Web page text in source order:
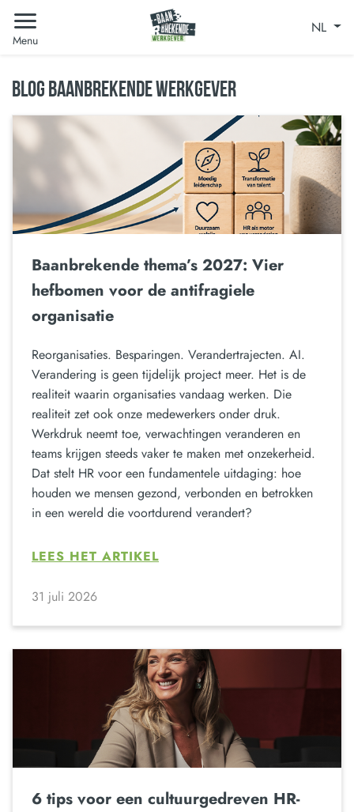
Menu
NL
BLOG BAANBREKENDE WERKGEVER
Baanbrekende thema’s 2027: Vier
hefbomen voor de antifragiele
organisatie
Reorganisaties. Besparingen. Verandertrajecten. AI.
Verandering is geen tijdelijk project meer. Het is de
realiteit waarin organisaties vandaag werken. Die
realiteit zet ook onze medewerkers onder druk.
Werkdruk neemt toe, verwachtingen veranderen en
teams krijgen steeds vaker te maken met onzekerheid.
Dat stelt HR voor een fundamentele uitdaging: hoe
houden we mensen gezond, verbonden en betrokken
in een wereld die voortdurend verandert?
LEES HET ARTIKEL
31 juli 2026
6 tips voor een cultuurgedreven HR-